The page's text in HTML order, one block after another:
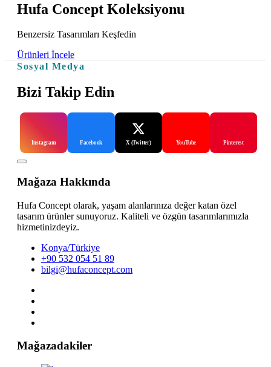
Hufa Concept Koleksiyonu
Benzersiz Tasarımları Keşfedin
Ürünleri İncele
Sosyal Medya
Bizi Takip Edin
Instagram Facebook X (Twitter) YouTube Pinterest
Mağaza Hakkında
Hufa Concept olarak, yaşam alanlarınıza değer katan özel
tasarım ürünler sunuyoruz. Kaliteli ve özgün tasarımlarımızla
hizmetinizdeyiz.
Konya/Türkiye
+90 532 054 51 89
bilgi@hufaconcept.com
Mağazadakiler